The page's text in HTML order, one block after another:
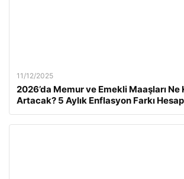
11/12/2025
2026’da Memur ve Emekli Maaşları Ne
Artacak? 5 Aylık Enflasyon Farkı